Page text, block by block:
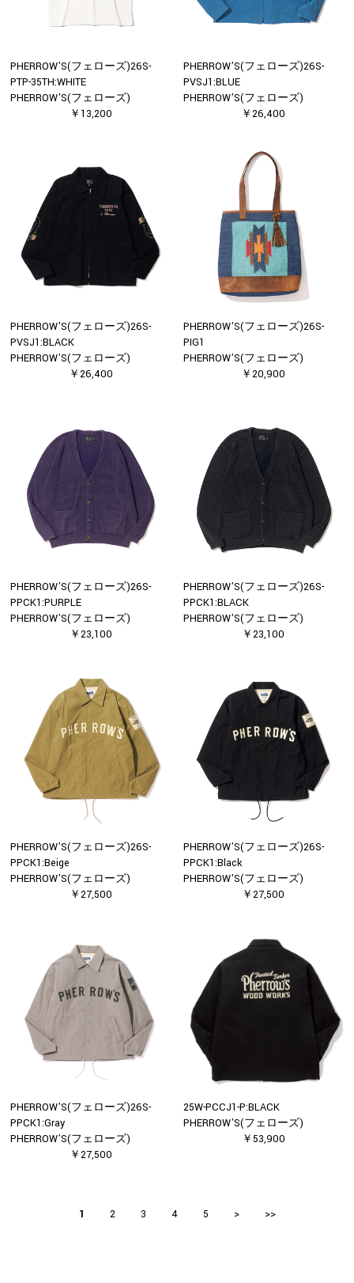
PHERROW'S(フェローズ)26S-
PTP-35TH:WHITE
PHERROW'S(フェローズ)
￥13,200
PHERROW'S(フェローズ)26S-
PVSJ1:BLUE
PHERROW'S(フェローズ)
￥26,400
PHERROW'S(フェローズ)26S-
PVSJ1:BLACK
PHERROW'S(フェローズ)
￥26,400
PHERROW'S(フェローズ)26S-
PIG1
PHERROW'S(フェローズ)
￥20,900
PHERROW'S(フェローズ)26S-
PPCK1:PURPLE
PHERROW'S(フェローズ)
￥23,100
PHERROW'S(フェローズ)26S-
PPCK1:BLACK
PHERROW'S(フェローズ)
￥23,100
PHERROW'S(フェローズ)26S-
PPCK1:Beige
PHERROW'S(フェローズ)
￥27,500
PHERROW'S(フェローズ)26S-
PPCK1:Black
PHERROW'S(フェローズ)
￥27,500
PHERROW'S(フェローズ)26S-
PPCK1:Gray
PHERROW'S(フェローズ)
￥27,500
25W-PCCJ1-P:BLACK
PHERROW'S(フェローズ)
￥53,900
1 2 3 4 5 > >>